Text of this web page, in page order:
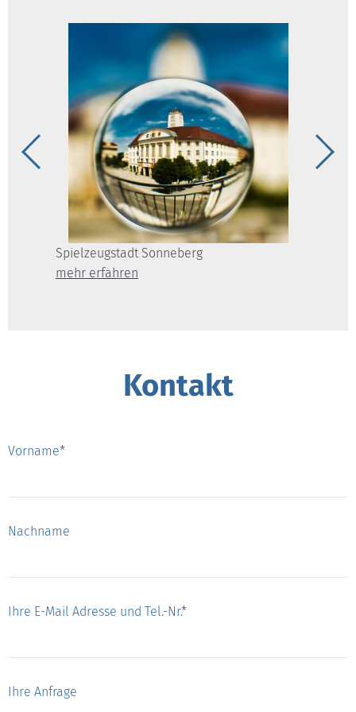
Spielzeugstadt Sonneberg
mehr erfahren
Kontakt
Vorname*
Nachname
Ihre E-Mail Adresse und Tel.-Nr.*
Ihre Anfrage